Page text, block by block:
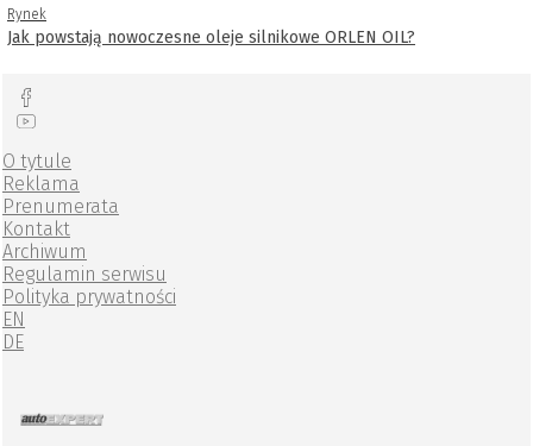
Rynek
Jak powstają nowoczesne oleje silnikowe ORLEN OIL?
O tytule
Reklama
Prenumerata
Kontakt
Archiwum
Regulamin serwisu
Polityka prywatności
EN
DE